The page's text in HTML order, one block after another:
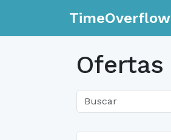
TimeOverflow
Ofertas